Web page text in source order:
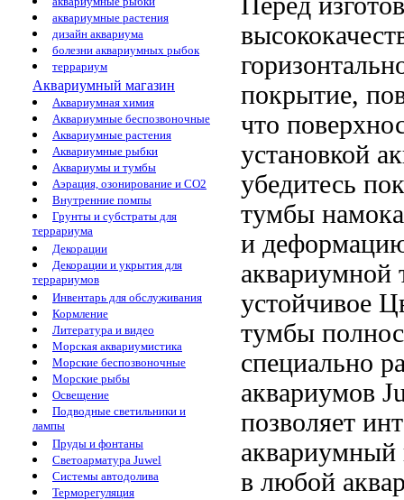
аквариумные растения
дизайн аквариума
болезни аквариумных рыбок
террариум
Аквариумный магазин
Аквариумная химия
Аквариумные беспозвоночные
Аквариумные растения
Аквариумные рыбки
Аквариумы и тумбы
Аэрация, озонирование и CO2
Внутренние помпы
Грунты и субстраты для
террариума
Декорации
Декорации и укрытия для
террариумов
Инвентарь для обслуживания
Кормление
Литература и видео
Морская аквариумистика
Морские беспозвоночные
Морские рыбы
Освещение
Подводные светильники и
лампы
Пруды и фонтаны
Светоарматура Juwel
Системы автодолива
Терморегуляция
покрытие,
что
установкой
убедитесь
тумбы
и
устойчивое
тумбы
специально
аквариумов
позволяет
в любой